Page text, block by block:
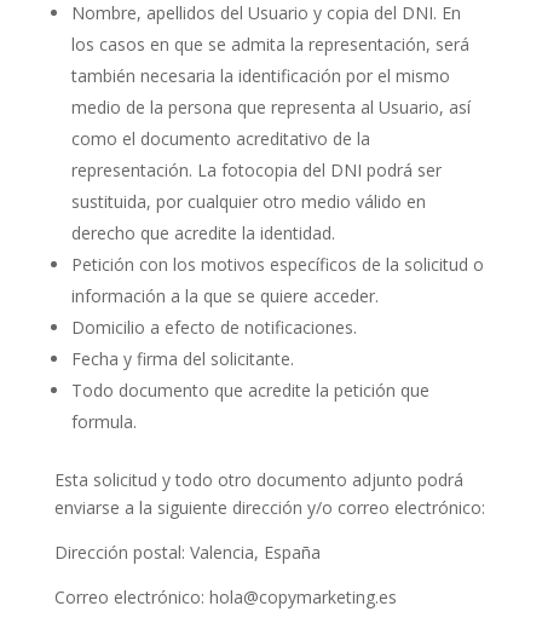
Nombre, apellidos del Usuario y copia del DNI. En
los casos en que se admita la representación, será
también necesaria la identificación por el mismo
medio de la persona que representa al Usuario, así
como el documento acreditativo de la
representación. La fotocopia del DNI podrá ser
sustituida, por cualquier otro medio válido en
derecho que acredite la identidad.
Petición con los motivos específicos de la solicitud o
información a la que se quiere acceder.
Domicilio a efecto de notificaciones.
Fecha y firma del solicitante.
Todo documento que acredite la petición que
formula.
Esta solicitud y todo otro documento adjunto podrá
enviarse a la siguiente dirección y/o correo electrónico:
Dirección postal: Valencia, España
Correo electrónico: hola@copymarketing.es